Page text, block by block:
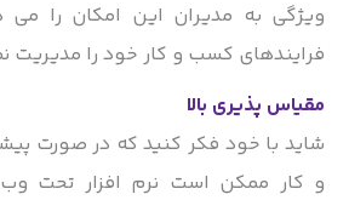
ویژگی به مدیران این امکان را می
فرایندهای کسب و کار خود را مدیریت
مقیاس پذیری بالا
شاید با خود فکر کنید که در صورت
و کار ممکن است نرم افزار تحت وب